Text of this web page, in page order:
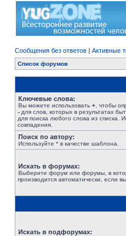
Сообщения без ответов | Активные
Список форумов
Ключевые слова:
Вы можете использовать + , чтобы
- для слов, которых в результатах
для поиска любого слова из списка.
совпадения.
Поиск по автору:
Используйте * в качестве шаблона.
Искать в форумах:
Выберите форум или форумы, в
производится автоматически, если
Искать в подфорумах: